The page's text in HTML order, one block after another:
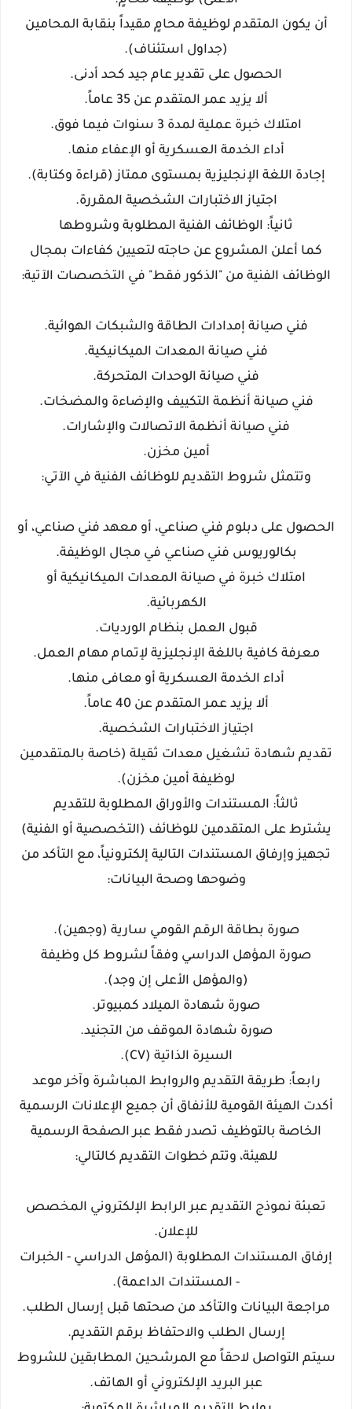
​أن يكون المتقدم لوظيفة محامٍ مقيداً بنقابة المحامين
(جداول استئناف).
​الحصول على تقدير عام جيد كحد أدنى.
​ألا يزيد عمر المتقدم عن 35 عاماً.
​امتلاك خبرة عملية لمدة 3 سنوات فيما فوق.
​أداء الخدمة العسكرية أو الإعفاء منها.
​إجادة اللغة الإنجليزية بمستوى ممتاز (قراءة وكتابة).
​اجتياز الاختبارات الشخصية المقررة.
​ثانياً: الوظائف الفنية المطلوبة وشروطها
​كما أعلن المشروع عن حاجته لتعيين كفاءات بمجال
الوظائف الفنية من "الذكور فقط" في التخصصات الآتية:
​فني صيانة إمدادات الطاقة والشبكات الهوائية.
​فني صيانة المعدات الميكانيكية.
​فني صيانة الوحدات المتحركة.
​فني صيانة أنظمة التكييف والإضاءة والمضخات.
​فني صيانة أنظمة الاتصالات والإشارات.
​أمين مخزن.
​وتتمثل شروط التقديم للوظائف الفنية في الآتي:
​الحصول على دبلوم فني صناعي، أو معهد فني صناعي، أو
بكالوريوس فني صناعي في مجال الوظيفة.
​امتلاك خبرة في صيانة المعدات الميكانيكية أو
الكهربائية.
​قبول العمل بنظام الورديات.
​معرفة كافية باللغة الإنجليزية لإتمام مهام العمل.
​أداء الخدمة العسكرية أو معافى منها.
​ألا يزيد عمر المتقدم عن 40 عاماً.
​اجتياز الاختبارات الشخصية.
​تقديم شهادة تشغيل معدات ثقيلة (خاصة بالمتقدمين
لوظيفة أمين مخزن).
​ثالثاً: المستندات والأوراق المطلوبة للتقديم
​يشترط على المتقدمين للوظائف (التخصصية أو الفنية)
تجهيز وإرفاق المستندات التالية إلكترونياً، مع التأكد من
وضوحها وصحة البيانات:
​صورة بطاقة الرقم القومي سارية (وجهين).
​صورة المؤهل الدراسي وفقاً لشروط كل وظيفة
(والمؤهل الأعلى إن وجد).
​صورة شهادة الميلاد كمبيوتر.
​صورة شهادة الموقف من التجنيد.
​السيرة الذاتية (CV).
​رابعاً: طريقة التقديم والروابط المباشرة وآخر موعد
​أكدت الهيئة القومية للأنفاق أن جميع الإعلانات الرسمية
الخاصة بالتوظيف تصدر فقط عبر الصفحة الرسمية
للهيئة، وتتم خطوات التقديم كالتالي:
​تعبئة نموذج التقديم عبر الرابط الإلكتروني المخصص
للإعلان.
​إرفاق المستندات المطلوبة (المؤهل الدراسي - الخبرات
- المستندات الداعمة).
​مراجعة البيانات والتأكد من صحتها قبل إرسال الطلب.
​إرسال الطلب والاحتفاظ برقم التقديم.
​سيتم التواصل لاحقاً مع المرشحين المطابقين للشروط
عبر البريد الإلكتروني أو الهاتف.